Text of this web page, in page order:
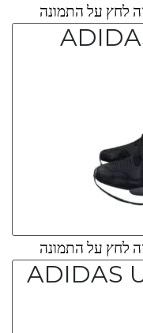
לחץ על התמונה
לחץ על התמונה
ADIDAS